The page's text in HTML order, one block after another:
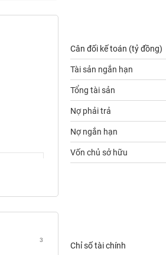
Cân đối kế toán (tỷ đồng)
Tài sản ngắn hạn
Tổng tài sản
Nợ phải trả
Nợ ngắn hạn
Vốn chủ sở hữu
3
Chỉ số tài chính